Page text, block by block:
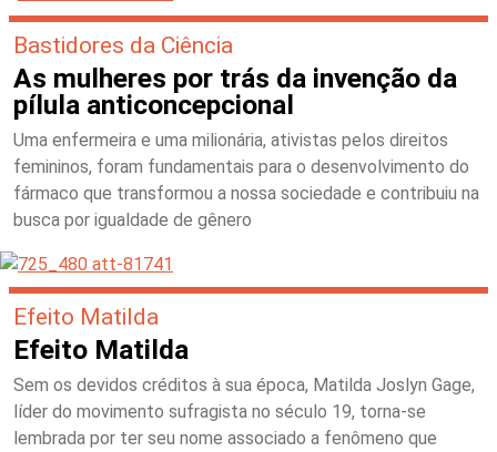
Bastidores da Ciência
As mulheres por trás da invenção da
pílula anticoncepcional
Uma enfermeira e uma milionária, ativistas pelos direitos
femininos, foram fundamentais para o desenvolvimento do
fármaco que transformou a nossa sociedade e contribuiu na
busca por igualdade de gênero
Efeito Matilda
Efeito Matilda
Sem os devidos créditos à sua época, Matilda Joslyn Gage,
líder do movimento sufragista no século 19, torna-se
lembrada por ter seu nome associado a fenômeno que